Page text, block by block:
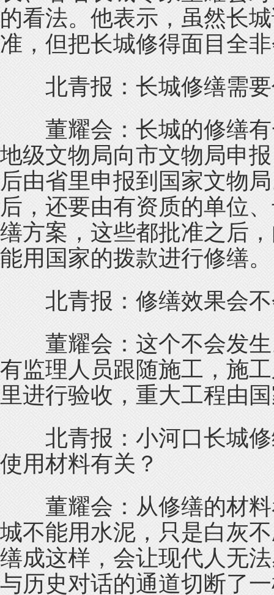
的看法。他表示，虽然长
准，但把长城修得面目全
北青报：长城修缮需要
董耀会：长城的修缮有
地级文物局向市文物局申
后由省里申报到国家文物
后，还要由有资质的单位
缮方案，这些都批准之后
能用国家的拨款进行修缮。
北青报：修缮效果会不
董耀会：这个不会发生
有监理人员跟随施工，施
里进行验收，重大工程由
北青报：小河口长城修
使用材料有关？
董耀会：从修缮的材料
城不能用水泥，只是白灰
缮成这样，会让现代人无
与历史对话的通道切断了